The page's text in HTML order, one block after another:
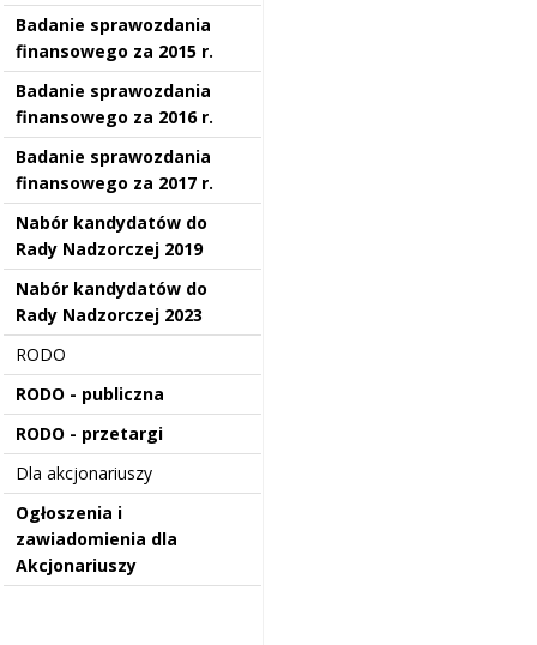
Badanie sprawozdania
finansowego za 2015 r.
Badanie sprawozdania
finansowego za 2016 r.
Badanie sprawozdania
finansowego za 2017 r.
Nabór kandydatów do
Rady Nadzorczej 2019
Nabór kandydatów do
Rady Nadzorczej 2023
RODO
RODO - publiczna
RODO - przetargi
Dla akcjonariuszy
Ogłoszenia i
zawiadomienia dla
Akcjonariuszy